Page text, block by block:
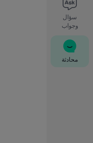
سؤال
وجواب
محادثة